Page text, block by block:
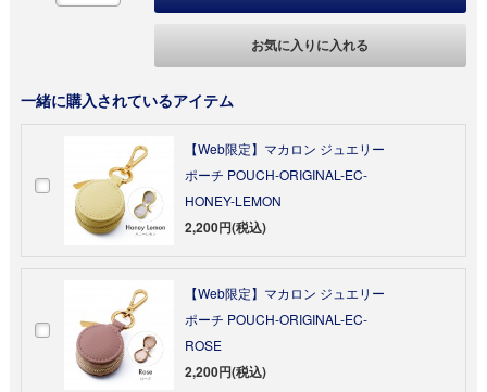
お気に入りに入れる
一緒に購入されているアイテム
【Web限定】マカロン ジュエリー
ポーチ POUCH-ORIGINAL-EC-
HONEY-LEMON
2,200円(税込)
【Web限定】マカロン ジュエリー
ポーチ POUCH-ORIGINAL-EC-
ROSE
2,200円(税込)